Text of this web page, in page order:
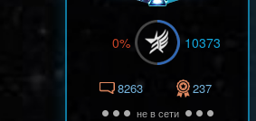
0% 10373
8263 237
не в сети